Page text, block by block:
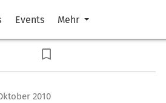
Events Mehr
2010